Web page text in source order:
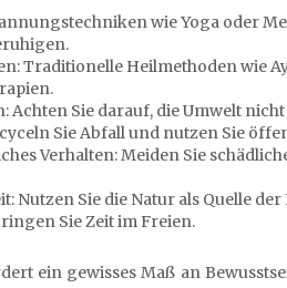
wie Yoga oder
Traditionelle Heilmethoden wie
Achten Sie darauf, die Umwelt
Sie Abfall und nutzen Sie
Verhalten: Meiden Sie
Nutzen Sie die Natur als Quelle
Sie Zeit im Freien.
ein gewisses Maß an